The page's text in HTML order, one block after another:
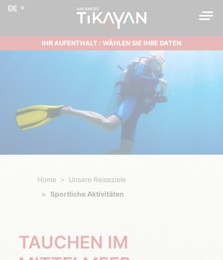
DE
IHR AUFENTHALT : WÄHLEN SIE IHRE DATEN
Home
Unsere Reiseziele
Sportliche Aktivitäten
TAUCHEN IM